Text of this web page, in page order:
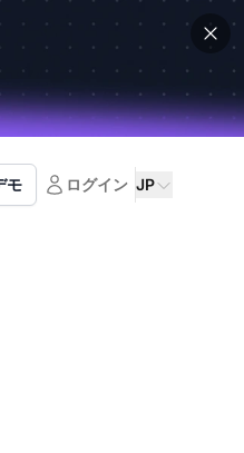
モ ログイン JP